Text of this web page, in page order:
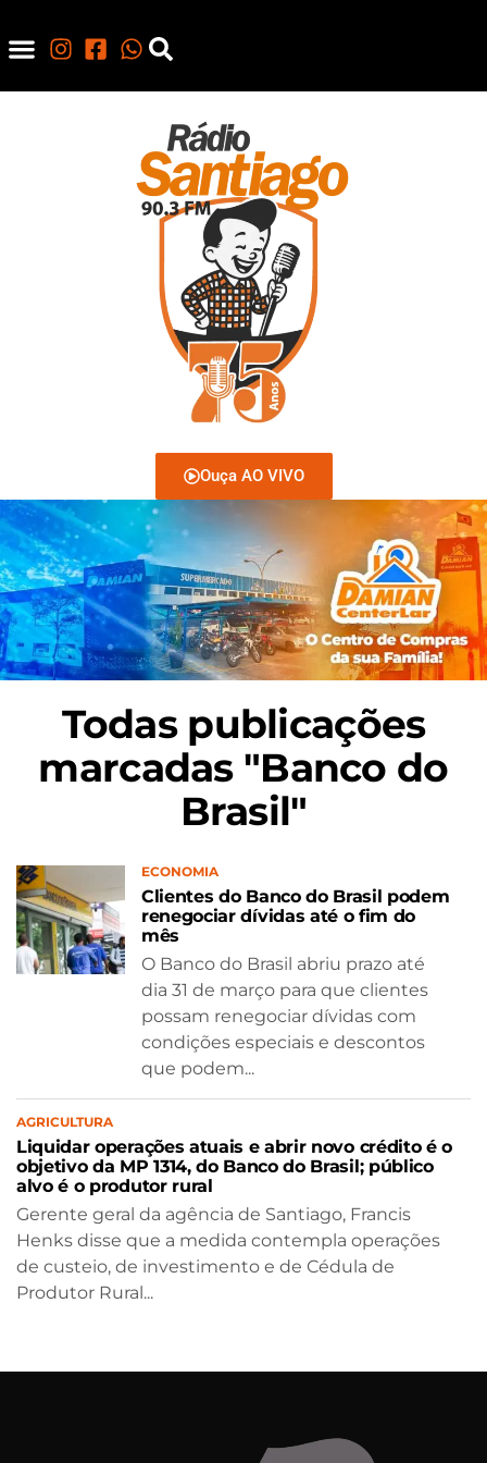
Ouça AO VIVO
Todas publicações
marcadas "Banco do
Brasil"
ECONOMIA
Clientes do Banco do Brasil podem
renegociar dívidas até o fim do
mês
O Banco do Brasil abriu prazo até
dia 31 de março para que clientes
possam renegociar dívidas com
condições especiais e descontos
que podem...
AGRICULTURA
Liquidar operações atuais e abrir novo crédito é o
objetivo da MP 1314, do Banco do Brasil; público
alvo é o produtor rural
Gerente geral da agência de Santiago, Francis
Henks disse que a medida contempla operações
de custeio, de investimento e de Cédula de
Produtor Rural...